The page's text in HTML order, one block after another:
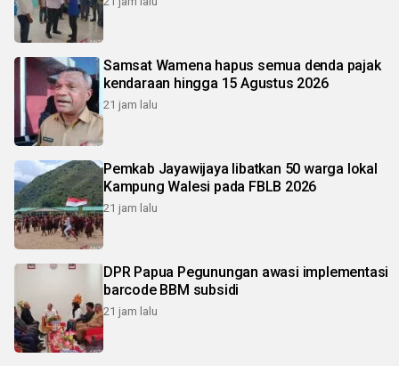
Samsat Wamena hapus semua denda pajak
kendaraan hingga 15 Agustus 2026
21 jam lalu
Pemkab Jayawijaya libatkan 50 warga lokal
Kampung Walesi pada FBLB 2026
21 jam lalu
DPR Papua Pegunungan awasi implementasi
barcode BBM subsidi
21 jam lalu